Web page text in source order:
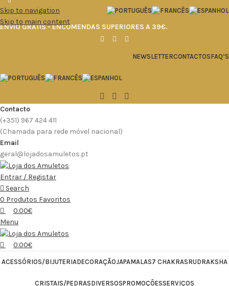
Skip to navigation
Skip to main content
ENVIO GRÁTIS - ENCOMENDAS SUPERIORES A 39€.
NEWSLETTERCONTACTOSFAQ’S
Contacto
(+351) 967 424 411
(Chamada para rede móvel nacional)
Email
geral@lojadosamuletos.pt
Entrar / Registar
Search
0 Produtos Favoritos
0
0.00€
Menu
0
0.00€
ACESSÓRIOS/BIJUTERIADECORAÇÃOJAPAMALAS7 CHAKRASRUDRAKSHA
CRISTAIS/PEDRASDIVERSOSPROMOÇÕESSERVIÇOS
0